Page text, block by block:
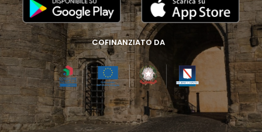
COFINANZIATO DA